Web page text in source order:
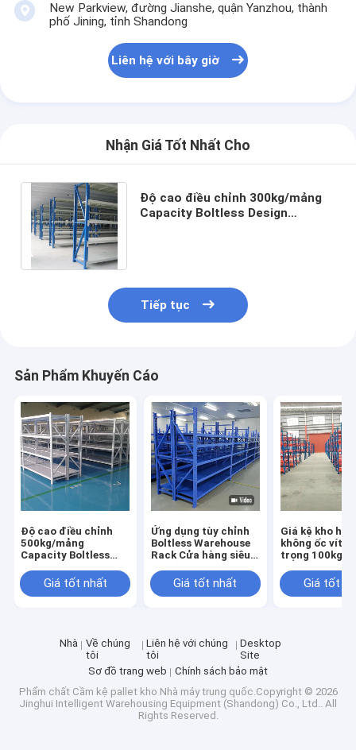
New Parkview, đường Jianshe, quận Yanzhou, thành
phố Jining, tỉnh Shandong
Liên hệ với bây giờ
Nhận Giá Tốt Nhất Cho
Độ cao điều chỉnh 300kg/mảng
Capacity Boltless Design
Tiếp tục
Sản Phẩm Khuyến Cáo
Độ cao điều chỉnh
500kg/mảng
Capacity Boltless
Industrial
Warehouse Storage
Giá tốt nhất
Ứng dụng tùy chỉnh
Boltless Warehouse
Rack Cửa hàng siêu
trực tiếpGiá tốt nhất
Giá kệ kho
không ốc vít
trọng 100kg-
nghiệp cho
Giá tốt
Nhà
Về chúng
tôi
Liên hệ với chúng
tôi
Desktop
Site
Sơ đồ trang web
Chính sách bảo mật
Phẩm chất Cầm kệ pallet kho Nhà máy trung quốc.Copyright © 2026
Jinghui Intelligent Warehousing Equipment (Shandong) Co., Ltd.. All
Rights Reserved.